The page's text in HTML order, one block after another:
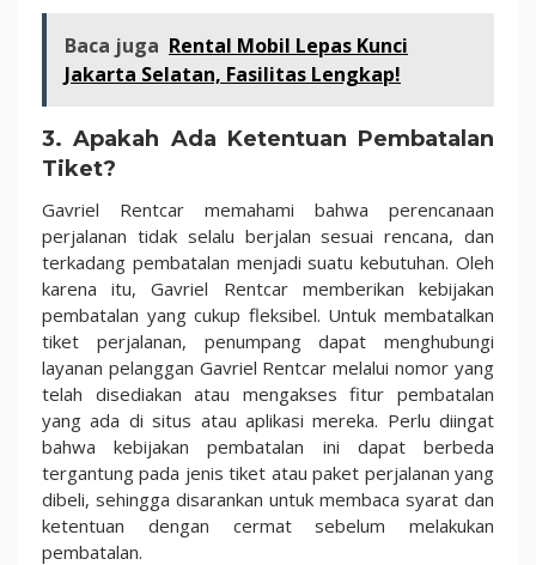
Baca juga Rental Mobil Lepas Kunci
Jakarta Selatan, Fasilitas Lengkap!
3. Apakah Ada Ketentuan Pembatalan
Tiket?
Gavriel Rentcar memahami bahwa perencanaan
perjalanan tidak selalu berjalan sesuai rencana, dan
terkadang pembatalan menjadi suatu kebutuhan. Oleh
karena itu, Gavriel Rentcar memberikan kebijakan
pembatalan yang cukup fleksibel. Untuk membatalkan
tiket perjalanan, penumpang dapat menghubungi
layanan pelanggan Gavriel Rentcar melalui nomor yang
telah disediakan atau mengakses fitur pembatalan
yang ada di situs atau aplikasi mereka. Perlu diingat
bahwa kebijakan pembatalan ini dapat berbeda
tergantung pada jenis tiket atau paket perjalanan yang
dibeli, sehingga disarankan untuk membaca syarat dan
ketentuan dengan cermat sebelum melakukan
pembatalan.